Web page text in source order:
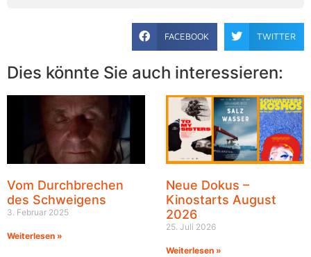
FACEBOOK TWITTER
Dies könnte Sie auch interessieren:
Vom Durchbrechen
des Schweigens
3. Februar 2025
Weiterlesen »
Neue Dokus –
Kinostarts August
2026
25. Juli 2026
Weiterlesen »